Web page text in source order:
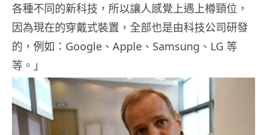
各種不同的新科技，所以讓人感覺上遇上樽頸位，
因為現在的穿戴式裝置，全部也是由科技公司研發
的，例如：Google、Apple、Samsung、LG 等
等。」